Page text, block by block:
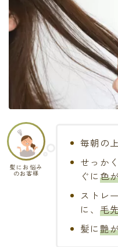
髪にお悩み
のお客様
毎朝の
せっか
ぐに色
ストレ
に、 毛
髪に艶